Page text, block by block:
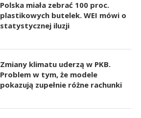
Polska miała zebrać 100 proc.
plastikowych butelek. WEI mówi o
statystycznej iluzji
Zmiany klimatu uderzą w PKB.
Problem w tym, że modele
pokazują zupełnie różne rachunki